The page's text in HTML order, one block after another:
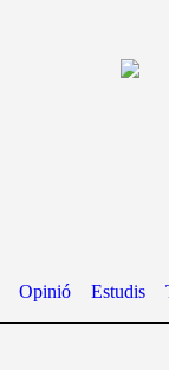
Opinió Estudis